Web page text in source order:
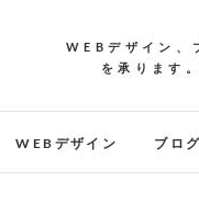
WEBデザイン、
を承ります
WEBデザイン ブロ